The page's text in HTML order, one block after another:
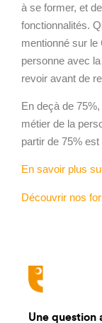
à se former, et
fonctionnalités.
mentionné sur
personne avec
revoir avant de
En deçà de
métier de la
partir de 75% est
En savoir plus
Découvrir nos
Une question